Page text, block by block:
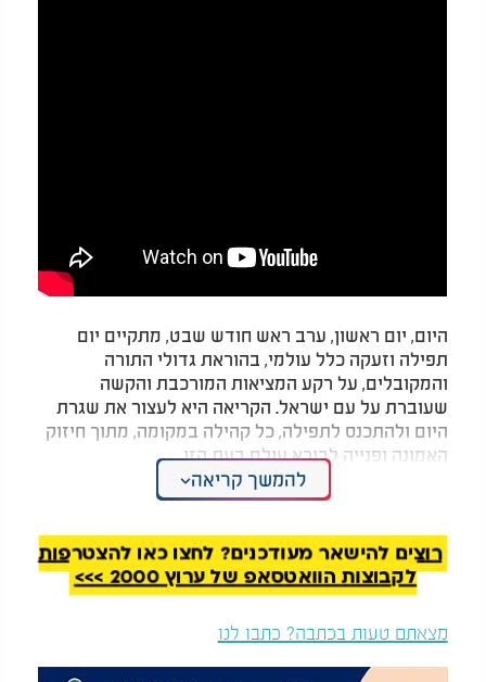
היום, יום ראשון, ערב ראש חודש שבט, מתקיים יום
תפילה וזעקה כלל עולמי, בהוראת גדולי התורה
והמקובלים, על רקע המציאות המורכבת והקשה
שעוברת על עם ישראל. הקריאה היא לעצור את שגרת
היום ולהתכנס לתפילה, כל קהילה במקומה, מתוך חיזוק
האמונה ופנייה לבורא עולם בעת הזו.
כשעה וחצי לפני תפילתמנחהקטנה ייאמרו בבתי
כיפורקטן, כל עדה ומנהגיה. מטרת היום היא לעורר
רחמי שמיים, לפעול לביטול גזירות קשות ולהביא
ישועה לעם ישראל מתוך חסד ורחמים.
להמשך קריאה
רוצים להישאר מעודכנים? לחצו כאן להצטרפות
לקבוצות הוואטסאפ של ערוץ 2000 >>>
מצאתם טעות בכתבה? כתבו לנו